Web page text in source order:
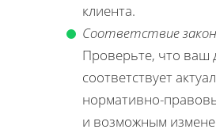
клиента.
Соответствие
Проверьте, что ваш
соответствует
нормативно-
и возможным